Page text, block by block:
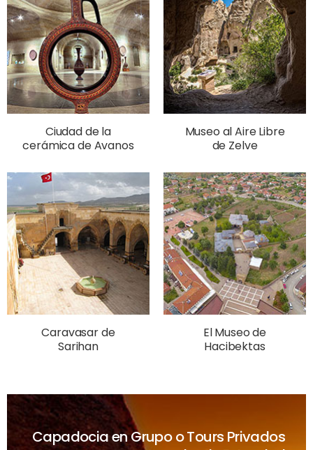
Ciudad de la
cerámica de Avanos
Museo al Aire Libre
de Zelve
Caravasar de
Sarihan
El Museo de
Hacibektas
Capadocia en Grupo o Tours Privados